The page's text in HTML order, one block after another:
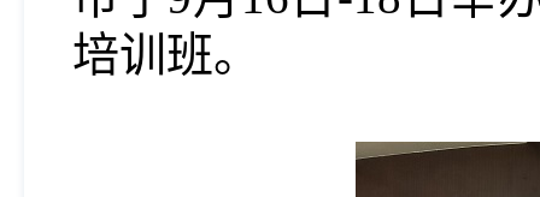
培训班。